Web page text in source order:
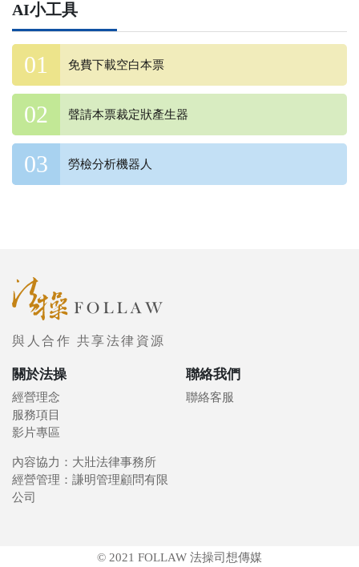
AI小工具
免費下載空白本票
聲請本票裁定狀產生器
勞檢分析機器人
與人合作 共享法律資源
關於法操
經營理念
服務項目
影片專區
聯絡我們
聯絡客服
內容協力：大壯法律事務所
經營管理：謙明管理顧問有限
公司
© 2021 FOLLAW 法操司想傳媒